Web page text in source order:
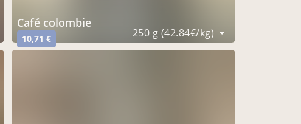
café colombie
10,71 € 250 g (42.84€/kg)